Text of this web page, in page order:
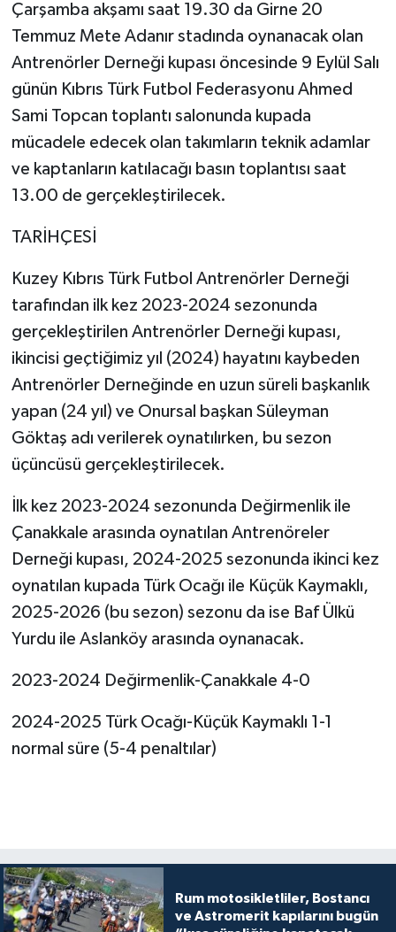
Çarşamba akşamı saat 19.30 da Girne 20
Temmuz Mete Adanır stadında oynanacak olan
Antrenörler Derneği kupası öncesinde 9 Eylül Salı
günün Kıbrıs Türk Futbol Federasyonu Ahmed
Sami Topcan toplantı salonunda kupada
mücadele edecek olan takımların teknik adamlar
ve kaptanların katılacağı basın toplantısı saat
13.00 de gerçekleştirilecek.
TARİHÇESİ
Kuzey Kıbrıs Türk Futbol Antrenörler Derneği
tarafından ilk kez 2023-2024 sezonunda
gerçekleştirilen Antrenörler Derneği kupası,
ikincisi geçtiğimiz yıl (2024) hayatını kaybeden
Antrenörler Derneğinde en uzun süreli başkanlık
yapan (24 yıl) ve Onursal başkan Süleyman
Göktaş adı verilerek oynatılırken, bu sezon
üçüncüsü gerçekleştirilecek.
İlk kez 2023-2024 sezonunda Değirmenlik ile
Çanakkale arasında oynatılan Antrenöreler
Derneği kupası, 2024-2025 sezonunda ikinci kez
oynatılan kupada Türk Ocağı ile Küçük Kaymaklı,
2025-2026 (bu sezon) sezonu da ise Baf Ülkü
Yurdu ile Aslanköy arasında oynanacak.
2023-2024 Değirmenlik-Çanakkale 4-0
2024-2025 Türk Ocağı-Küçük Kaymaklı 1-1
normal süre (5-4 penaltılar)
Rum motosikletliler, Bostancı
ve Astromerit kapılarını bugün